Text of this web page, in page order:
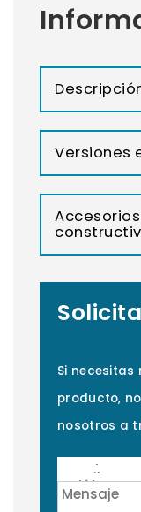
Versiones
Si
producto,
nosotros a